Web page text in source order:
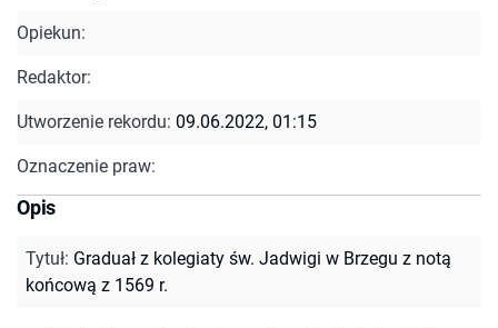
Opiekun:
Redaktor:
Utworzenie rekordu: 09.06.2022, 01:15
Oznaczenie praw:
Opis
Tytuł: Graduał z kolegiaty św. Jadwigi w Brzegu z notą
końcową z 1569 r.